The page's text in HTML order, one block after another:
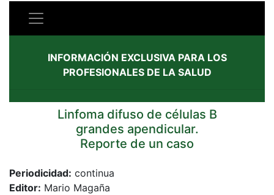
INFORMACIÓN EXCLUSIVA PARA LOS
PROFESIONALES DE LA SALUD
Linfoma difuso de células B
grandes apendicular.
Reporte de un caso
Periodicidad: continua
Editor: Mario Magaña